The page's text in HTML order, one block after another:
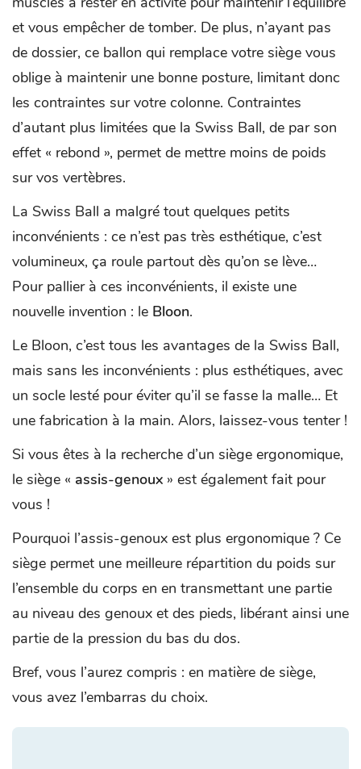
et vous empêcher de tomber. De plus, n’ayant pas
de dossier, ce ballon qui remplace votre siège vous
oblige à maintenir une bonne posture, limitant donc
les contraintes sur votre colonne. Contraintes
d’autant plus limitées que la Swiss Ball, de par son
effet « rebond », permet de mettre moins de poids
sur vos vertèbres.
La Swiss Ball a malgré tout quelques petits
inconvénients : ce n’est pas très esthétique, c’est
volumineux, ça roule partout dès qu’on se lève…
Pour pallier à ces inconvénients, il existe une
nouvelle invention : le Bloon.
Le Bloon, c’est tous les avantages de la Swiss Ball,
mais sans les inconvénients : plus esthétiques, avec
un socle lesté pour éviter qu’il se fasse la malle… Et
une fabrication à la main. Alors, laissez-vous tenter !
Si vous êtes à la recherche d’un siège ergonomique,
le siège « assis-genoux » est également fait pour
vous !
Pourquoi l’assis-genoux est plus ergonomique ? Ce
siège permet une meilleure répartition du poids sur
l’ensemble du corps en en transmettant une partie
au niveau des genoux et des pieds, libérant ainsi une
partie de la pression du bas du dos.
Bref, vous l’aurez compris : en matière de siège,
vous avez l’embarras du choix.